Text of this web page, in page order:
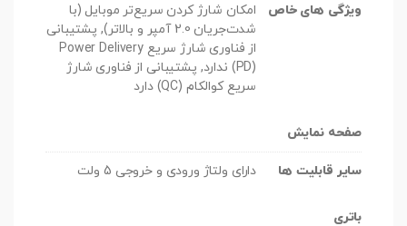
ویژگی های خاص
امکان شارژ کردن سریع‌تر موبایل (با
شدت‌جریان 2.0 آمپر و بالاتر), پشتیبانی
از فناوری شارژ سریع Power Delivery
(PD) ندارد, پشتیبانی از فناوری شارژ
سریع کوالکام (QC) دارد
صفحه نمایش
سایر قابلیت ها دارای ولتاژ ورودی و خروجی 5 ولت
باتری